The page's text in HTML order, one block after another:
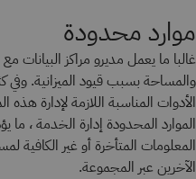
موارد محدودة
غالبا ما يعمل مديرو مراكز
والمساحة بسبب قيود الميزانية. وفي
الأدوات المناسبة اللازمة لإدارة
الموارد المحدودة إدارة الخدمة ، ما
المعلومات المتأخرة أو غير الكافية
الآخرين عبر المجموعة.